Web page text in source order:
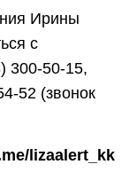
Ирины
с
300-50-15,
52 (звонок
lizaalert_kk